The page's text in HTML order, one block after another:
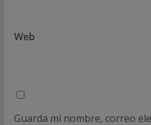
Web
Guarda mi nombre, correo